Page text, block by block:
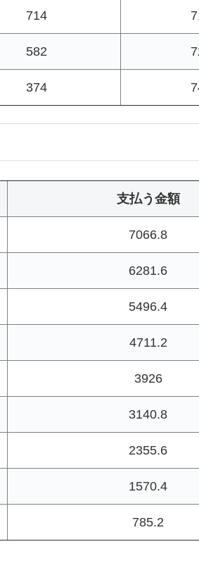
714
582
374
支払う金額
7066.8
6281.6
5496.4
4711.2
3926
3140.8
2355.6
1570.4
785.2